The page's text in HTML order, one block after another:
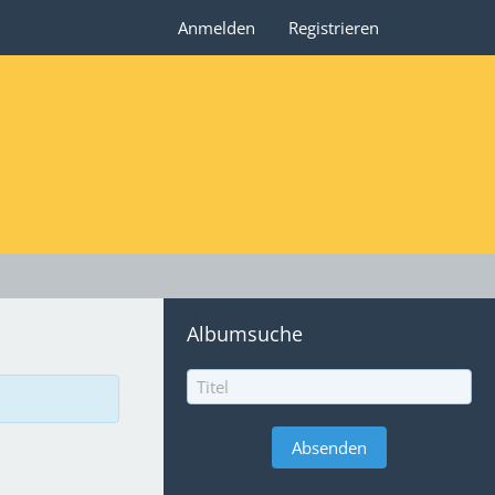
Anmelden Registrieren
Albumsuche